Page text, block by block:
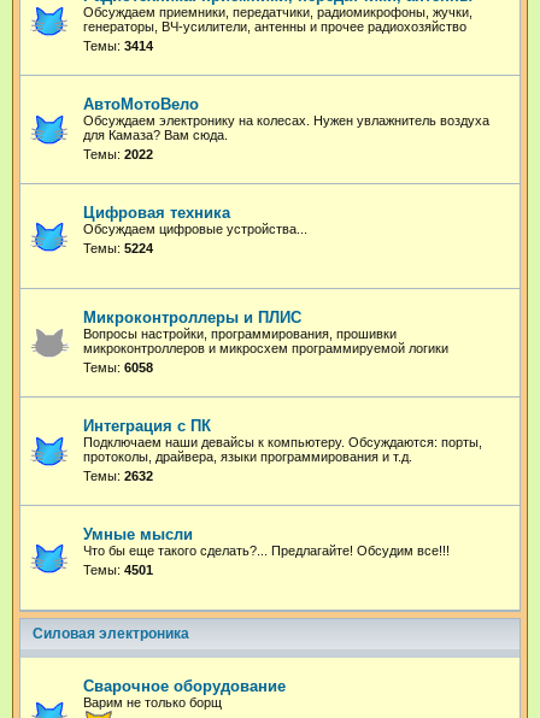
Обсуждаем приемники, передатчики, радиомикрофоны, жучки,
генераторы, ВЧ-усилители, антенны и прочее радиохозяйство
Темы: 3414
АвтоМотоВело
Обсуждаем электронику на колесах. Нужен увлажнитель воздуха
для Камаза? Вам сюда.
Темы: 2022
Цифровая техника
Обсуждаем цифровые устройства...
Темы: 5224
Микроконтроллеры и ПЛИС
Вопросы настройки, программирования, прошивки
микроконтроллеров и микросхем программируемой логики
Темы: 6058
Интеграция с ПК
Подключаем наши девайсы к компьютеру. Обсуждаются: порты,
протоколы, драйвера, языки программирования и т.д.
Темы: 2632
Умные мысли
Что бы еще такого сделать?... Предлагайте! Обсудим все!!!
Темы: 4501
Силовая электроника
Сварочное оборудование
Варим не только борщ